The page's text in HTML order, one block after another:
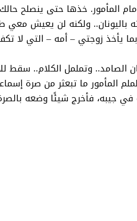
المأمور. خذها حتى ينصلح
باليونان.. ولكنه لن يعيش معي
يأخذ زوجتي – أمه – التي
الصامد.. وتململ الكلام.. سقط
المأمور ما تبعثر من صرة
جيبه، فأخرج شيئًا وضعه